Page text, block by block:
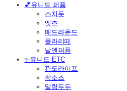
💕유니드 퍼퓸
스치듯
엣즈
매드라운드
플라리떼
날엔퍼퓸
​✨유니드 ETC
판도라이프
착소스
말랑두두